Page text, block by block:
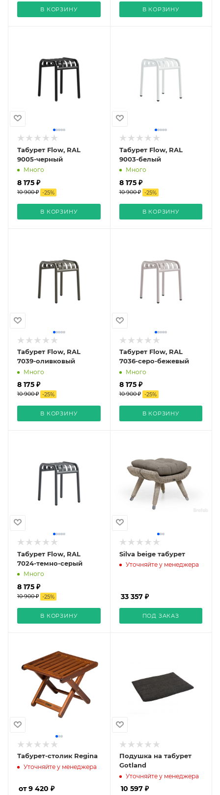
В КОРЗИНУ В КОРЗИНУ
Табурет Flow, RAL
9005-черный
Много
8 175 ₽
10 900 ₽ -25%
В КОРЗИНУ
Табурет Flow, RAL
9003-белый
Много
8 175 ₽
10 900 ₽ -25%
В КОРЗИНУ
Табурет Flow, RAL
7039-оливковый
Много
8 175 ₽
10 900 ₽ -25%
В КОРЗИНУ
Табурет Flow, RAL
7036-серо-бежевый
Много
8 175 ₽
10 900 ₽ -25%
В КОРЗИНУ
Табурет Flow, RAL
7024-темно-серый
Много
8 175 ₽
10 900 ₽ -25%
В КОРЗИНУ
Silva beige табурет
Уточняйте у менеджера
33 357 ₽
ПОД ЗАКАЗ
Табурет-столик Regina
Уточняйте у менеджера
от 9 420 ₽
Подушка на табурет
Gotland
Уточняйте у менеджера
10 597 ₽